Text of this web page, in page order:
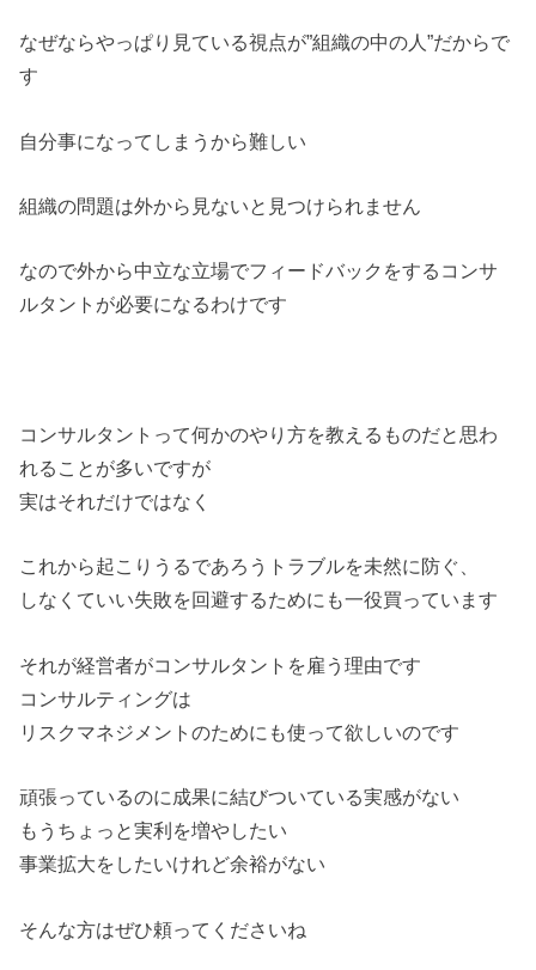
なぜならやっぱり見ている視点が”組織の中の人”だからで
す
自分事になってしまうから難しい
組織の問題は外から見ないと見つけられません
なので外から中立な立場でフィードバックをするコンサ
ルタントが必要になるわけです
コンサルタントって何かのやり方を教えるものだと思わ
れることが多いですが
実はそれだけではなく
これから起こりうるであろうトラブルを未然に防ぐ、
しなくていい失敗を回避するためにも一役買っています
それが経営者がコンサルタントを雇う理由です
コンサルティングは
リスクマネジメントのためにも使って欲しいのです
頑張っているのに成果に結びついている実感がない
もうちょっと実利を増やしたい
事業拡大をしたいけれど余裕がない
そんな方はぜひ頼ってくださいね